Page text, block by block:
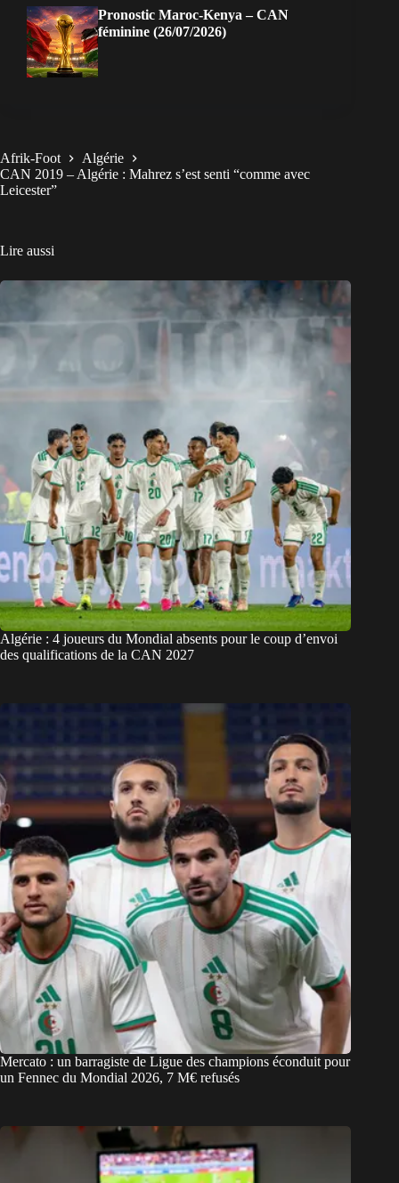
Pronostic Maroc-Kenya – CAN
féminine (26/07/2026)
Afrik-Foot
Algérie
CAN 2019 – Algérie : Mahrez s’est senti “comme avec
Leicester”
Lire aussi
Algérie : 4 joueurs du Mondial absents pour le coup d’envoi
des qualifications de la CAN 2027
Mercato : un barragiste de Ligue des champions éconduit pour
un Fennec du Mondial 2026, 7 M€ refusés